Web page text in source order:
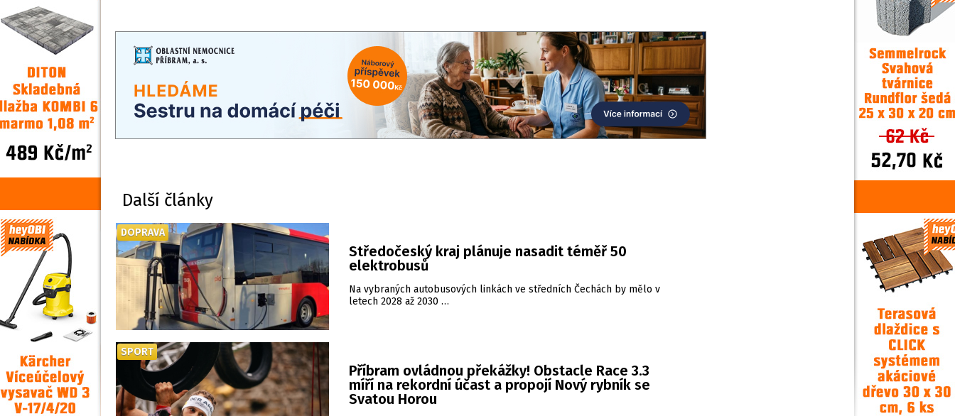
Další články
Středočeský kraj plánuje nasadit téměř 50
elektrobusů
Na vybraných autobusových linkách ve středních Čechách by mělo v
letech 2028 až 2030 …
DOPRAVA
Příbram ovládnou překážky! Obstacle Race 3.3
míří na rekordní účast a propojí Nový rybník se
Svatou Horou
SPORT